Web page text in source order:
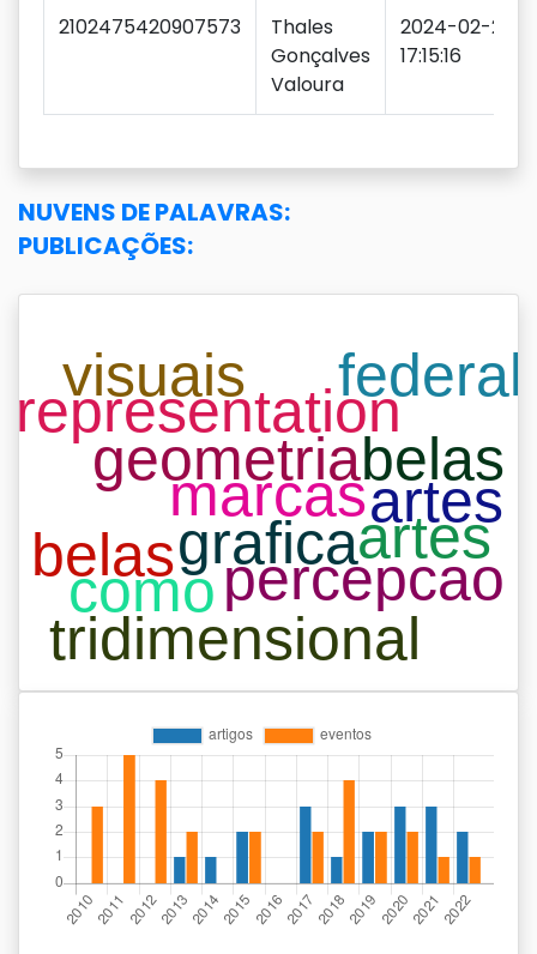
2102475420907573
Thales
Gonçalves
Valoura
2024-02-21
17:15:16
NUVENS DE PALAVRAS:
PUBLICAÇÕES: